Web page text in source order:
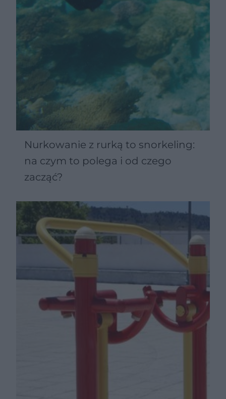
Nurkowanie z rurką to snorkeling:
na czym to polega i od czego
zacząć?